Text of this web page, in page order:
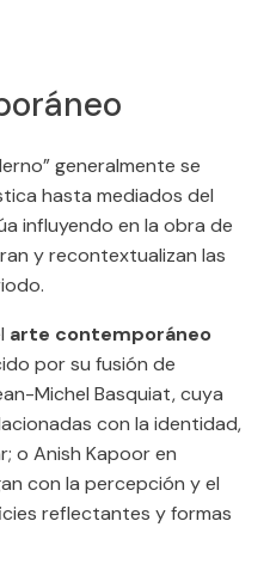
generalmente se
hasta mediados del
influyendo en la obra de
y recontextualizan las
arte contemporáneo
por su fusión de
Michel Basquiat, cuya
con la identidad,
o Anish Kapoor en
con la percepción y el
reflectantes y formas